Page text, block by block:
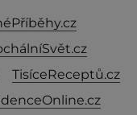
TisíceReceptů.cz